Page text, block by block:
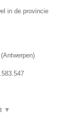
in de provincie
(Antwerpen)
▼